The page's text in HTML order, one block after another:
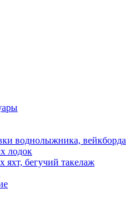
воднолыжника, вейкборда
лодок
яхт, бегучий такелаж